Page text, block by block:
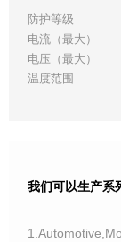
防护等级
电流（最大）
电压（最大）
温度范围
我们可以生产系